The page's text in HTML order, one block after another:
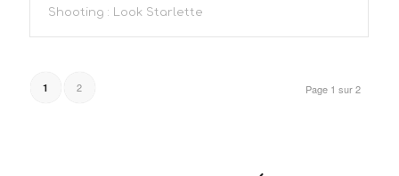
Shooting : Look Starlette
Page 1 sur 2
1 2